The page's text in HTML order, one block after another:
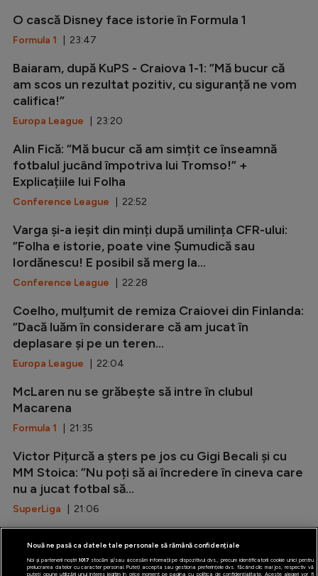
O cască Disney face istorie în Formula 1
Formula 1 | 23:47
Baiaram, după KuPS - Craiova 1-1: ”Mă bucur că
am scos un rezultat pozitiv, cu siguranță ne vom
califica!”
Europa League | 23:20
Alin Fică: ”Mă bucur că am simțit ce înseamnă
fotbalul jucând împotriva lui Tromso!” +
Explicațiile lui Folha
Conference League | 22:52
Varga și-a ieșit din minți după umilința CFR-ului:
”Folha e istorie, poate vine Șumudică sau
Iordănescu! E posibil să merg la...
Conference League | 22:28
Coelho, mulțumit de remiza Craiovei din Finlanda:
”Dacă luăm în considerare că am jucat în
deplasare și pe un teren...
Europa League | 22:04
McLaren nu se grăbește să intre în clubul
Macarena
Formula 1 | 21:35
Victor Pițurcă a șters pe jos cu Gigi Becali și cu
MM Stoica: ”Nu poți să ai încredere în cineva care
nu a jucat fotbal să...
SuperLiga | 21:06
LaLiga| 20:37
Nouă ne pasă ca datele tale personale să rămână confidențiale
Noi și partenerii noștri 1017stocăm și/sau accesăm informații pe dispozitivul dvs., precum identificatorii cookie unici pentru
prelucrarea datelor cu caracter personal. Puteți accepta sau gestiona preferințele dvs. făcând clic mai jos, respectiv vă
puteți opune utilizării unui interes legitim în orice moment pe pagina cu politica de confidențialitate. Aceste alegeri vor fi